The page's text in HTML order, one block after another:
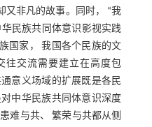
又非凡的故事。同时， “我
民族共同体意识影视实践
国家， 我国各个民族的文
往交流需要建立在高度包
意义场域的扩展既是各民
中华民族共同体意识深度
难与共、 繁荣与共都从侧